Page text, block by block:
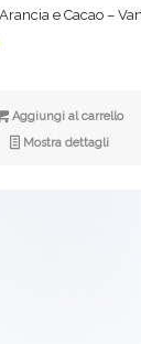
e Cacao –
Aggiungi al carrello
Mostra dettagli